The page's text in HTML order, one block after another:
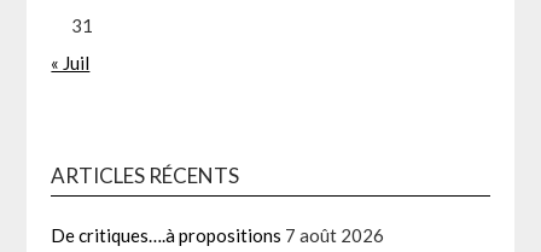
31
« Juil
ARTICLES RÉCENTS
De critiques….à propositions 7 août 2026